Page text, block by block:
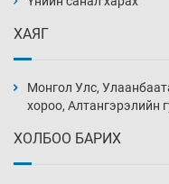
ХАЯГ
Монгол Улс,
хороо, Алтангэрэлийн
ХОЛБОО БАРИХ